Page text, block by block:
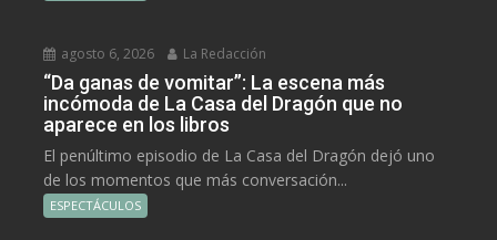
agosto 6, 2026 La Redacción
“Da ganas de vomitar”: La escena más
incómoda de La Casa del Dragón que no
aparece en los libros
El penúltimo episodio de La Casa del Dragón dejó uno
de los momentos que más conversación...
ESPECTÁCULOS